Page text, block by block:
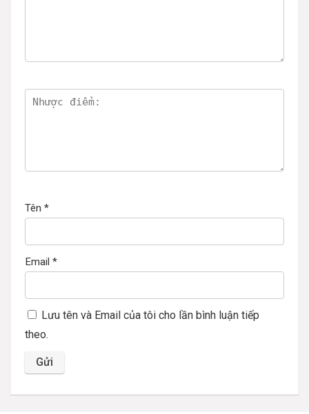
Tên *
Email *
Lưu tên và Email của tôi cho lần bình luận tiếp
theo.